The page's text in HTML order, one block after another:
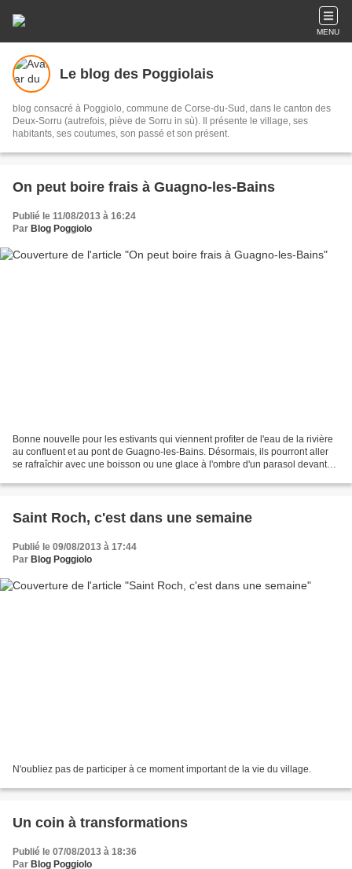
MENU
Le blog des Poggiolais
blog consacré à Poggiolo, commune de Corse-du-Sud, dans le canton des
Deux-Sorru (autrefois, piève de Sorru in sù). Il présente le village, ses
habitants, ses coutumes, son passé et son présent.
On peut boire frais à Guagno-les-Bains
Publié le 11/08/2013 à 16:24
Par Blog Poggiolo
Bonne nouvelle pour les estivants qui viennent profiter de l'eau de la rivière
au confluent et au pont de Guagno-les-Bains. Désormais, ils pourront aller
se rafraîchir avec une boisson ou une glace à l'ombre d'un parasol devant
Saint Roch, c'est dans une semaine
Publié le 09/08/2013 à 17:44
Par Blog Poggiolo
N'oubliez pas de participer à ce moment important de la vie du village.
Un coin à transformations
Publié le 07/08/2013 à 18:36
Par Blog Poggiolo